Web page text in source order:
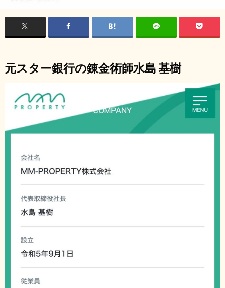
元スター銀行の錬金術師水島 基樹